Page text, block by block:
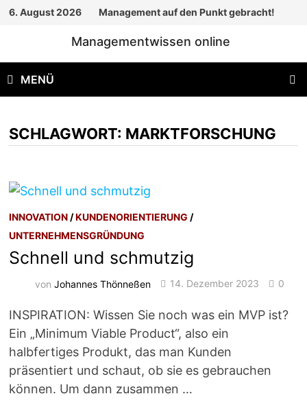
Zum
6. August 2026 Management auf den Punkt gebracht!
Managementwissen online
MENÜ
SCHLAGWORT: MARKTFORSCHUNG
INNOVATION /KUNDENORIENTIERUNG /
UNTERNEHMENSGRÜNDUNG
Schnell und schmutzig
vonJohannes Thönneßen 14. Dezember 2023 0
INSPIRATION: Wissen Sie noch was ein MVP ist?
Ein „Minimum Viable Product“, also ein
halbfertiges Produkt, das man Kunden
präsentiert und schaut, ob sie es gebrauchen
können. Um dann zusammen …